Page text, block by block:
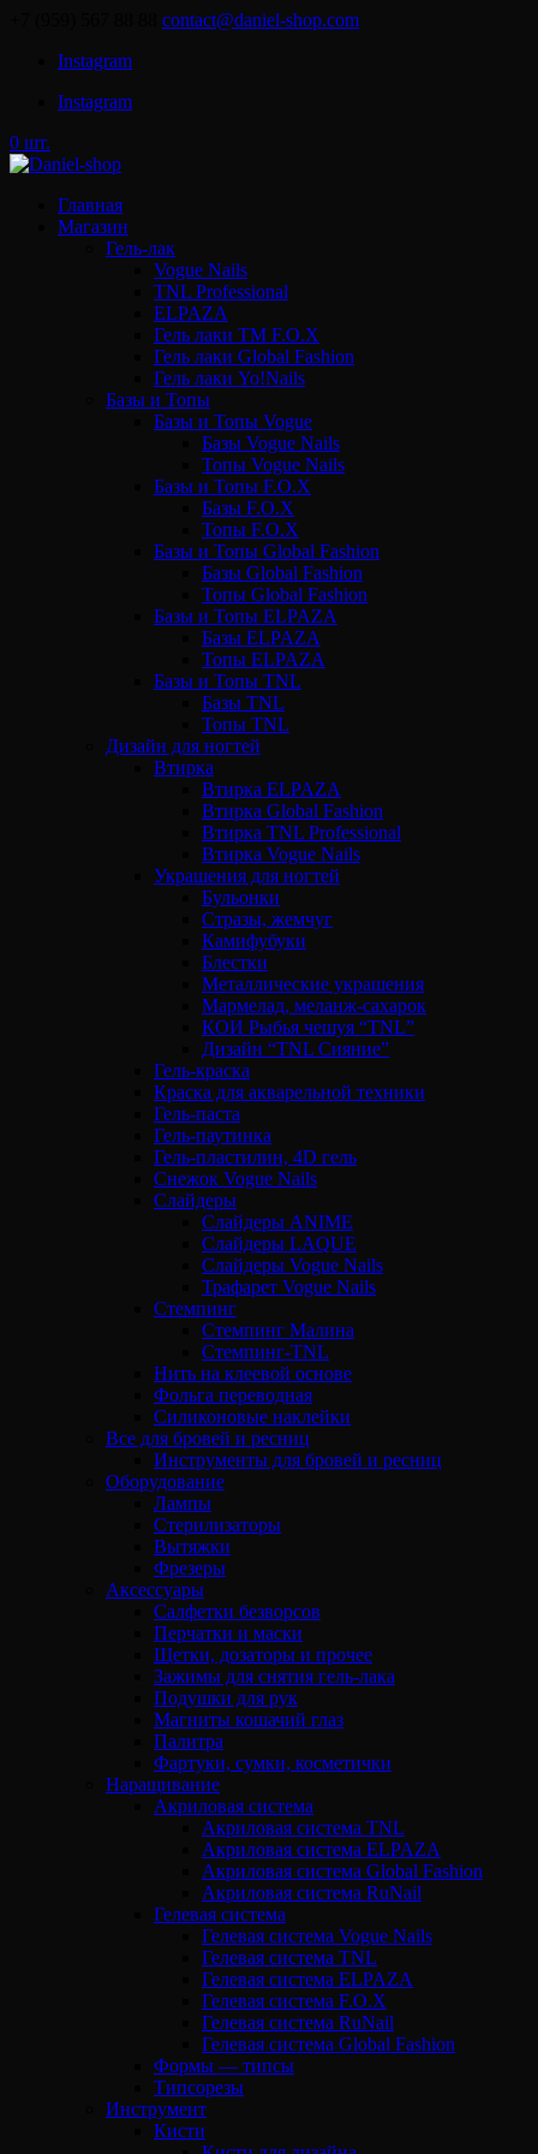
contact@daniel-shop.com
Instagram
Instagram
0 шт.
Главная
Магазин
Гель-лак
Vogue Nails
TNL Professional
ELPAZA
Гель лаки ТМ F.O.X
Гель лаки Global Fashion
Гель лаки Yo!Nails
Базы и Топы
Базы и Топы Vogue
Базы Vogue Nails
Топы Vogue Nails
Базы и Топы F.O.X
Базы F.O.X
Топы F.O.X
Базы и Топы Global Fashion
Базы Global Fashion
Топы Global Fashion
Базы и Топы ELPAZA
Базы ELPAZA
Топы ELPAZA
Базы и Топы TNL
Базы TNL
Топы TNL
Дизайн для ногтей
Втирка
Втирка ELPAZA
Втирка Global Fashion
Втирка TNL Professional
Втирка Vogue Nails
Украшения для ногтей
Бульонки
Стразы, жемчуг
Камифубуки
Блестки
Металлические украшения
Мармелад, меланж-сахарок
КОИ Рыбья чешуя “TNL”
Дизайн “TNL Сияние”
Гель-краска
Краска для акварельной техники
Гель-паста
Гель-паутинка
Гель-пластилин, 4D гель
Снежок Vogue Nails
Слайдеры
Слайдеры ANIME
Слайдеры LAQUE
Слайдеры Vogue Nails
Трафарет Vogue Nails
Стемпинг
Стемпинг Малина
Стемпинг-TNL
Нить на клеевой основе
Фольга переводная
Силиконовые наклейки
Все для бровей и ресниц
Инструменты для бровей и ресниц
Оборудование
Лампы
Стерилизаторы
Вытяжки
Фрезеры
Аксессуары
Салфетки безворсов
Перчатки и маски
Щетки, дозаторы и прочее
Зажимы для снятия гель-лака
Подушки для рук
Магниты кошачий глаз
Палитра
Фартуки, сумки, косметички
Наращивание
Акриловая система
Акриловая система TNL
Акриловая система ELPAZA
Акриловая система Global Fashion
Акриловая система RuNail
Гелевая система
Гелевая система Vogue Nails
Гелевая система TNL
Гелевая система ELPAZA
Гелевая система F.O.X
Гелевая система RuNail
Гелевая система Global Fashion
Формы — типсы
Типсорезы
Инструмент
Кисти